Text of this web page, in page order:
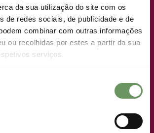
da sua utilização do site com os
de redes sociais, de publicidade e de
combinar com outras informações
ou recolhidas por estes a partir da sua
serviços.
LAUNCH · PREMIUM PLOTS
LIVING LIKE
TAKES ON A